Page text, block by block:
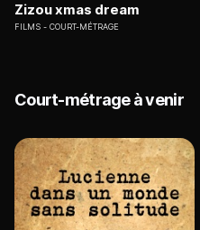
Zizou xmas dream
FILMS COURT-MÉTRAGE
Court-métrage à venir